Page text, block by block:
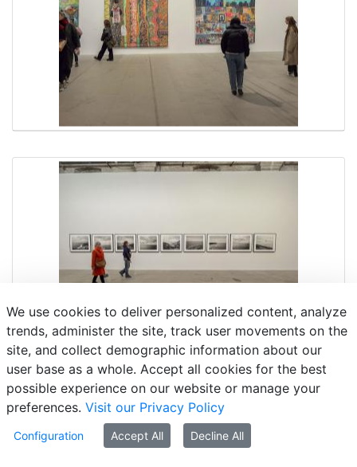
We use cookies to deliver personalized content, analyze
trends, administer the site, track user movements on the
site, and collect demographic information about our
user base as a whole. Accept all cookies for the best
possible experience on our website or manage your
preferences. Visit our Privacy Policy
Configuration Accept All Decline All